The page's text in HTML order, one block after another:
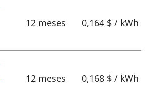
12 meses 0,164 $ / kWh
12 meses 0,168 $ / kWh